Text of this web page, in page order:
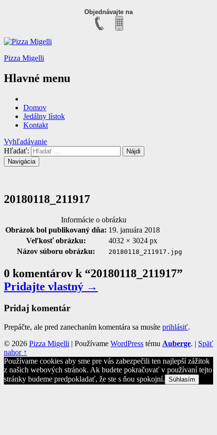
Objednávajte na
Pizza Migelli
Hlavné menu
Domov
Jedálny lístok
Kontakt
Vyhľadávanie
Hľadať:
Navigácia
20180118_211917
Informácie o obrázku
Obrázok bol publikovaný dňa: 19. januára 2018
Veľkosť obrázku:
4032 × 3024 px
Názov súboru obrázku:
20180118_211917.jpg
0 komentárov k “20180118_211917”
Pridajte vlastný →
Pridaj komentár
Prepáčte, ale pred zanechaním komentára sa musíte prihlásiť.
© 2026 Pizza Migelli | Používame WordPress tému Auberge. | Späť
nahor ↑
Používame cookies aby sme pre vás zabezpečili ten najlepší zážitok
z našich webových stránok. Ak budete pokračovať v používaní tejto
stránky budeme predpokladať, že ste s ňou spokojní. Súhlasím